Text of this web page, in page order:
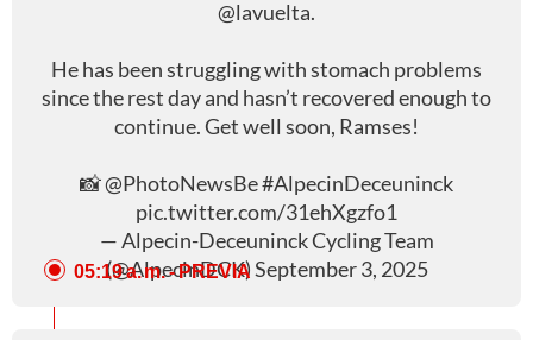
@lavuelta.
He has been struggling with stomach problems
since the rest day and hasn’t recovered enough to
continue. Get well soon, Ramses!
📸@PhotoNewsBe#AlpecinDeceuninck
pic.twitter.com/31ehXgzfo1
— Alpecin-Deceuninck Cycling Team
(@AlpecinDCK)September 3, 2025
05:19 a. m.- PREVIA